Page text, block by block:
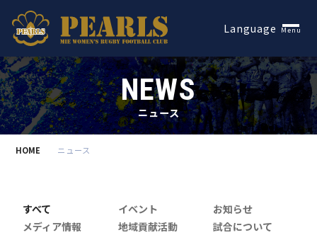
Language Menu
NEWS
ニュース
HOME ニュース
すべて イベント
お知らせ
メディア情報
地域貢献活動 試合について